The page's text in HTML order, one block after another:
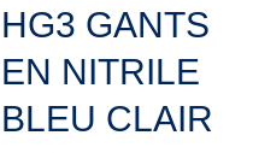
HG3 GANTS
EN NITRILE
BLEU CLAIR